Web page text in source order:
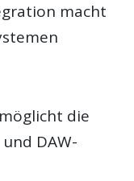
macht
die
DAW-